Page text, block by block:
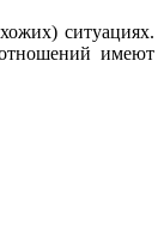
ситуациях.
имеют